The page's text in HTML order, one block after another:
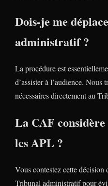
Dois-je me
administratif ?
La procédure est
d’assister à l’audience. Nous
nécessaires directement au
La CAF
les APL ?
Vous contestez cette
Tribunal administratif pour